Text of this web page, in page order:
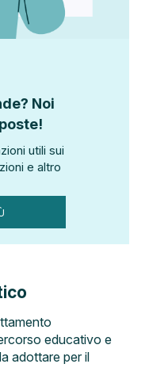
Noi
utili sui
e altro
educativo e
adottare per il